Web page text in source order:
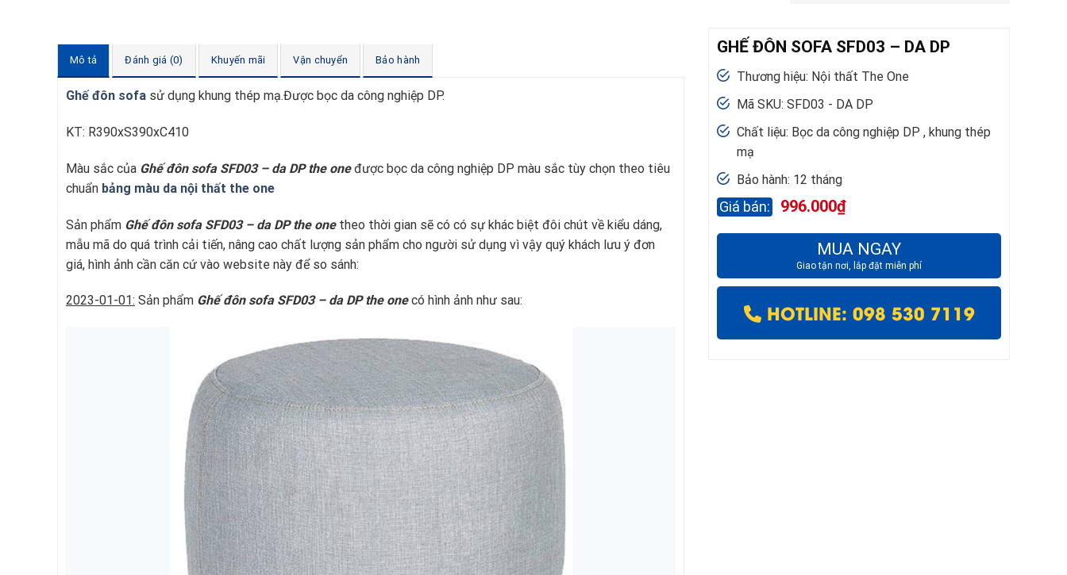
Mô tả Đánh giá (0) Khuyến mãi Vận chuyển Bảo hành
Ghế đôn sofa sử dụng khung thép mạ.Được bọc da công nghiệp DP.
KT: R390xS390xC410
Màu sắc của Ghế đôn sofa SFD03 – da DPthe oneđược bọc da công nghiệp DP màu sắc tùy chọn theo tiêu
chuẩn bảng màu da nội thất the one
Sản phẩm Ghế đôn sofa SFD03 – da DPthe one theo thời gian sẽ có có sự khác biệt đôi chút về kiểu dáng,
mẫu mã do quá trình cải tiến, nâng cao chất lượng sản phẩm cho người sử dụng vì vậy quý khách lưu ý đơn
giá, hình ảnh cần căn cứ vào website này để so sánh:
2023-01-01: Sản phẩm Ghế đôn sofa SFD03 – da DPthe onecó hình ảnh như sau:
GHẾ ĐÔN SOFA SFD03 – DA DP
Thương hiệu: Nội thất The One
Mã SKU: SFD03 - DA DP
Chất liệu: Bọc da công nghiệp DP , khung thép
mạ
Bảo hành: 12 tháng
996.000₫
MUA NGAY
Giao tận nơi, lắp đặt miễn phí
HOTLINE: 098 530 7119